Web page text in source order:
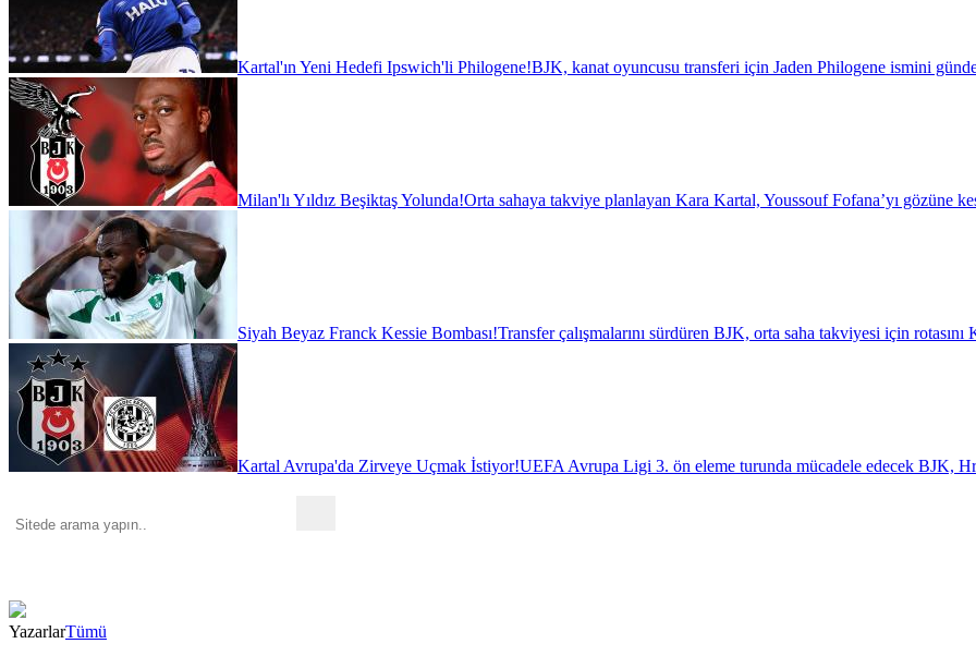
Kartal'ın Yeni Hedefi Ipswich'li Philogene!BJK, kanat oyuncusu transferi için Jaden Philogene ismini
Milan'lı Yıldız Beşiktaş Yolunda!Orta sahaya takviye planlayan Kara Kartal, Youssouf Fofana’yı gözüne
Siyah Beyaz Franck Kessie Bombası!Transfer çalışmalarını sürdüren BJK, orta saha takviyesi için rotasını
Kartal Avrupa'da Zirveye Uçmak İstiyor!UEFA Avrupa Ligi 3. ön eleme turunda mücadele edecek BJK,
YazarlarTümü